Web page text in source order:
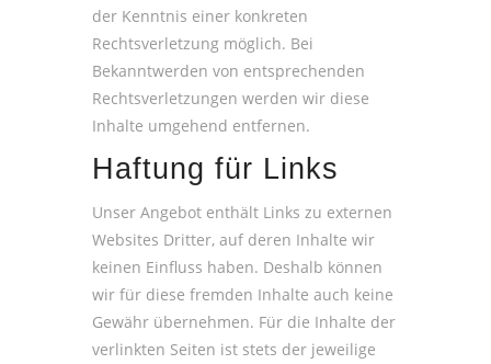
der Kenntnis einer konkreten
Rechtsverletzung möglich. Bei
Bekanntwerden von entsprechenden
Rechtsverletzungen werden wir diese
Inhalte umgehend entfernen.
Haftung für Links
Unser Angebot enthält Links zu externen
Websites Dritter, auf deren Inhalte wir
keinen Einfluss haben. Deshalb können
wir für diese fremden Inhalte auch keine
Gewähr übernehmen. Für die Inhalte der
verlinkten Seiten ist stets der jeweilige